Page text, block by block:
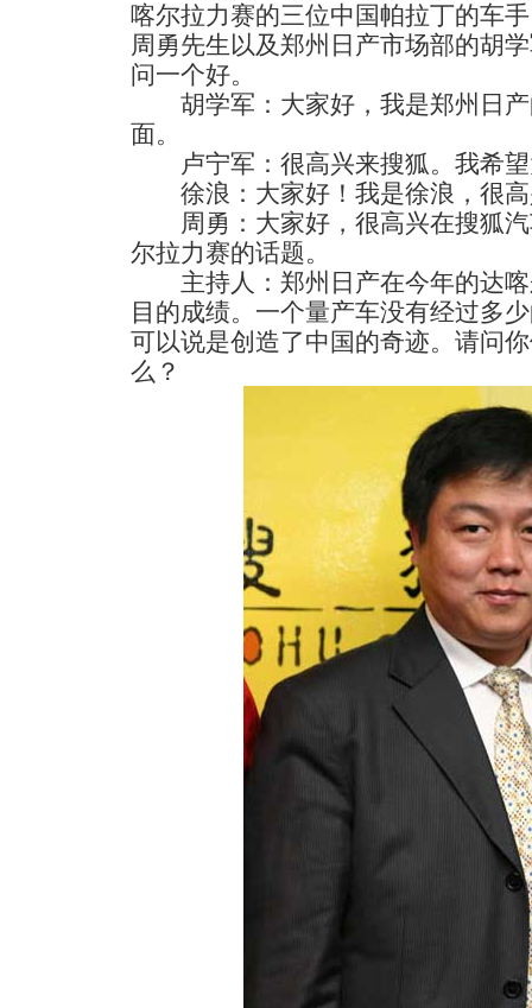
喀尔拉力赛的三位中国帕拉丁的车
周勇先生以及郑州日产市场部的胡
问一个好。
胡学军：大家好，我是郑州日产
面。
卢宁军：很高兴来搜狐。我希望
徐浪：大家好！我是徐浪，很高
周勇：大家好，很高兴在搜狐汽
尔拉力赛的话题。
主持人：郑州日产在今年的达喀
目的成绩。一个量产车没有经过多
可以说是创造了中国的奇迹。请问
么？